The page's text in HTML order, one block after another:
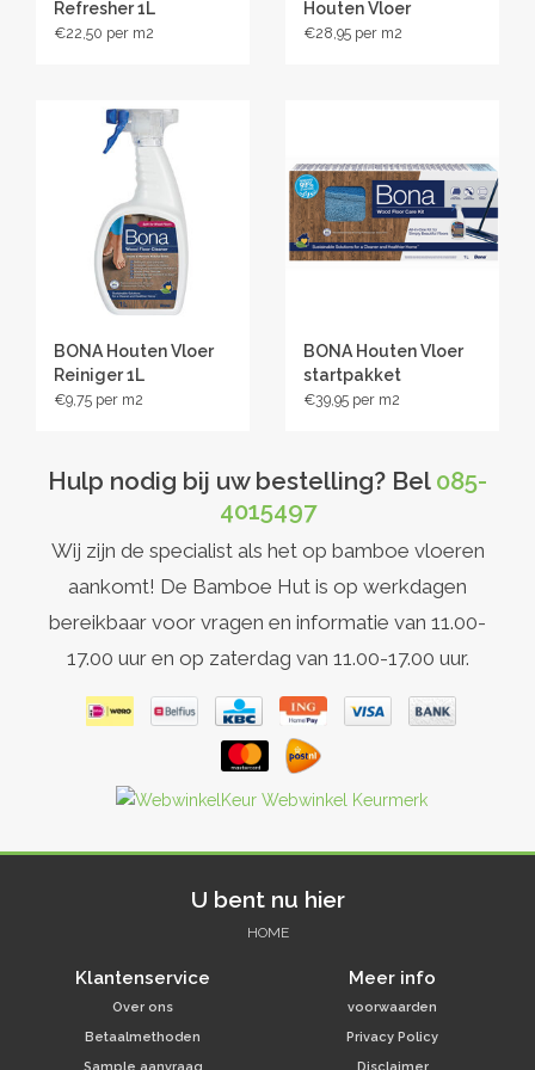
Kan worden gebruikt met alle Bona Pads (Bona Cleaning
Pad, reiningspad - Bona Applicator Pad of de Bona Dusting
Refresher 1L
€22,50
Houten Vloer
Reiniger 4L
€28,95
BONA Houten Vloer
Reiniger 1L
€9,75
BONA Houten Vloer
startpakket
€39,95
Hulp nodig bij uw bestelling? Bel 085-
4015497
Wij zijn de specialist als het op bamboe vloeren
aankomt! De Bamboe Hut is op werkdagen
bereikbaar voor vragen en informatie van 11.00-
17.00 uur en op zaterdag van 11.00-17.00 uur.
U bent nu hier
HOME
Klantenservice
Over ons
Betaalmethoden
Meer info
voorwaarden
Privacy Policy